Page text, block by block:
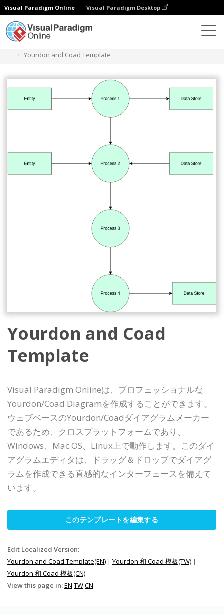
Visual Paradigm Online Visual Paradigm Desktop
Yourdon and Coad Template
Yourdon and Coad
Template
Visual Paradigm Onlineは、プロフェッショナルな
Yourdon/Coad Diagramを作成することができます。
ウェブベースのYourdon/Coadダイアグラムメーカー
であるため、クロスプラットフォームであり、
Windows、Mac OS、Linux上で動作します。このダイ
アグラムエディタは、ドラッグ＆ドロップでダイアグ
ラムを作成できる直感的なインターフェースを備えて
います。
このテンプレートを編集する
Edit Localized Version:
Yourdon and Coad Template(EN) | Yourdon 和 Coad 模板(TW) |
Yourdon 和 Coad 模板(CN)
View this page in:EN TWCN